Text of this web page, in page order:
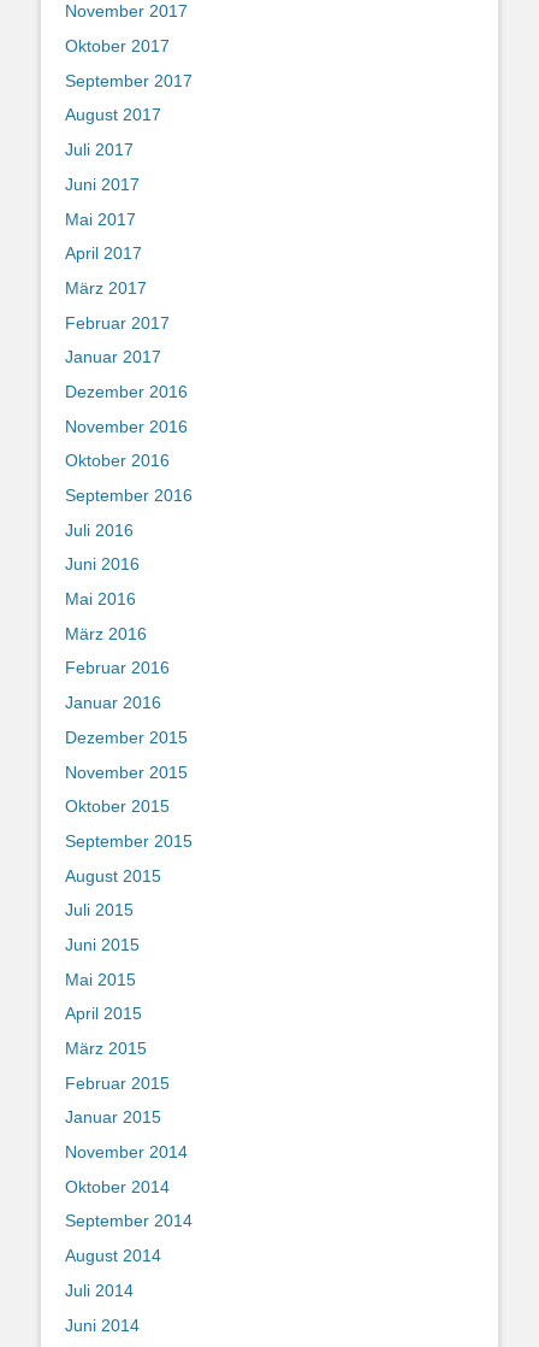
November 2017
Oktober 2017
September 2017
August 2017
Juli 2017
Juni 2017
Mai 2017
April 2017
März 2017
Februar 2017
Januar 2017
Dezember 2016
November 2016
Oktober 2016
September 2016
Juli 2016
Juni 2016
Mai 2016
März 2016
Februar 2016
Januar 2016
Dezember 2015
November 2015
Oktober 2015
September 2015
August 2015
Juli 2015
Juni 2015
Mai 2015
April 2015
März 2015
Februar 2015
Januar 2015
November 2014
Oktober 2014
September 2014
August 2014
Juli 2014
Juni 2014